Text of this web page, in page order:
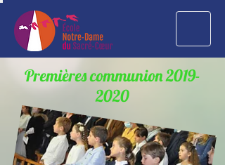
Premières communion2019-
2020